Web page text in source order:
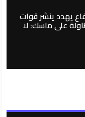
يهدد ينشر قوات
على ماسك: لا